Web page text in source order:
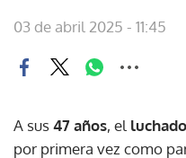
03 de abril 2025 - 11:45
A sus47 años, el
por primera vez como